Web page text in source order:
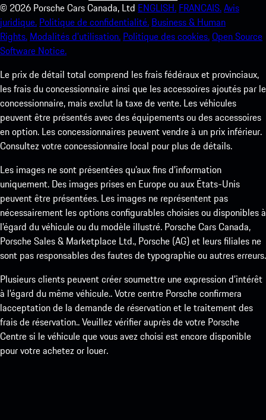
© 2026 Porsche Cars Canada, Ltd ENGLISH. FRANCAIS.Avis
juridique. Politique de confidentialité. Business & Human
Rights. Modalités d’utilisation. Politique des cookies.Open Source
Software Notice.
Le prix de détail total comprend les frais fédéraux et provinciaux,
les frais du concessionnaire ainsi que les accessoires ajoutés par le
concessionnaire, mais exclut la taxe de vente. Les véhicules
peuvent être présentés avec des équipements ou des accessoires
en option. Les concessionnaires peuvent vendre à un prix inférieur.
Consultez votre concessionnaire local pour plus de détails.
Les images ne sont présentées qu’aux fins d’information
uniquement. Des images prises en Europe ou aux États-Unis
peuvent être présentées. Les images ne représentent pas
nécessairement les options configurables choisies ou disponibles à
l’égard du véhicule ou du modèle illustré. Porsche Cars Canada,
Porsche Sales & Marketplace Ltd., Porsche (AG) et leurs filiales ne
sont pas responsables des fautes de typographie ou autres erreurs.
Plusieurs clients peuvent créer soumettre une expression d’intérêt
à l’égard du même véhicule.. Votre centre Porsche confirmera
lacceptation de la demande de réservation et le traitement des
frais de réservation.. Veuillez vérifier auprès de votre Porsche
Centre si le véhicule que vous avez choisi est encore disponible
pour votre achetez or louer.